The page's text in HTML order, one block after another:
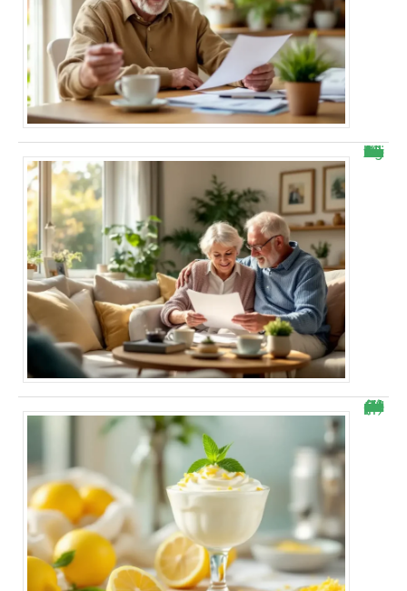
Bonne nouvelle : voici combien vous allez vraiment toucher avec la hausse Agirc-Arrco dès novembre
Cette mousse mascarpone citron rend accro : « Je ne peux plus m’arrêter ! » (recette simple et rapide à faire)